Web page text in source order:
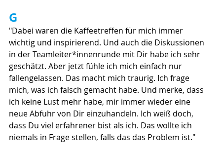
G
"Dabei waren die Kaffeetreffen für mich immer
wichtig und inspirierend. Und auch die Diskussionen
in der Teamleiter*innenrunde mit Dir habe ich sehr
geschätzt. Aber jetzt fühle ich mich einfach nur
fallengelassen. Das macht mich traurig. Ich frage
mich, was ich falsch gemacht habe. Und merke, dass
ich keine Lust mehr habe, mir immer wieder eine
neue Abfuhr von Dir einzuhandeln. Ich weiß doch,
dass Du viel erfahrener bist als ich. Das wollte ich
niemals in Frage stellen, falls das das Problem ist."